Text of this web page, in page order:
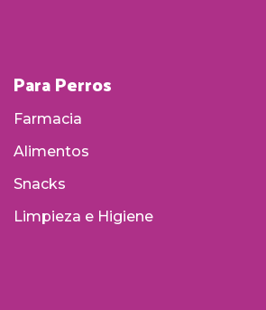
Para Perros
Farmacia
Alimentos
Snacks
Limpieza e Higiene